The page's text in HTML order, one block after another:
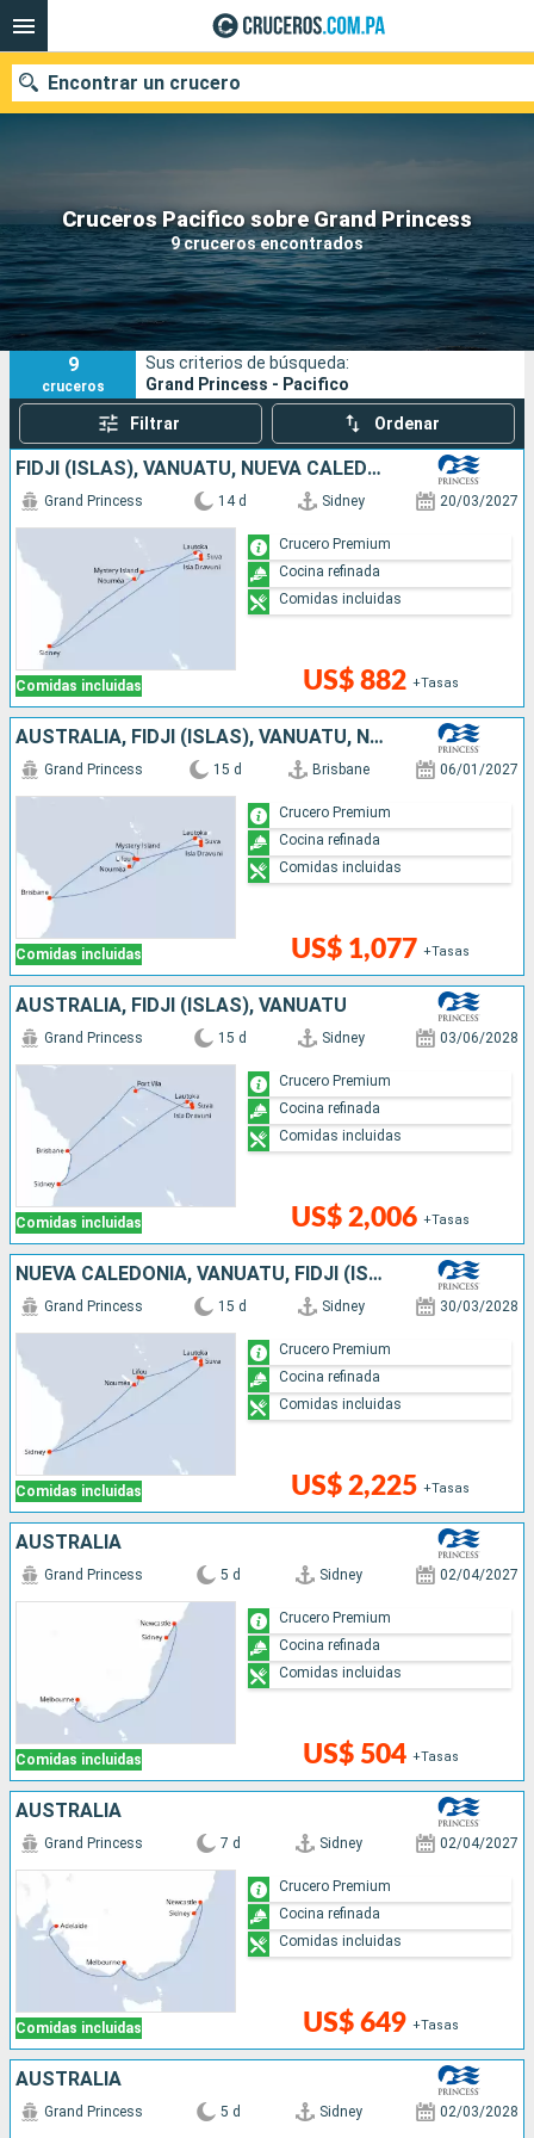
Cruceros Pacifico sobre Grand Princess
9 cruceros encontrados
Encontrar un crucero
Nuestros destinos
Fecha de salida
Puertos Compañías
Buscar
9
cruceros
Sus criterios de búsqueda:
Grand Princess - Pacifico
Filtrar Ordenar
FIDJI (ISLAS), VANUATU, NUEVA CALEDONIA, AUSTRALIA
Comidas incluidas
Grand Princess 14 d Sidney 20/03/2027
US$ 882 +Tasas
Crucero Premium
Cocina refinada
Comidas incluidas
AUSTRALIA, FIDJI (ISLAS), VANUATU, NUEVA CALEDONIA
Comidas incluidas
Grand Princess 15 d Brisbane 06/01/2027
US$ 1,077 +Tasas
Crucero Premium
Cocina refinada
Comidas incluidas
AUSTRALIA, FIDJI (ISLAS), VANUATU
Comidas incluidas
Grand Princess 15 d Sidney 03/06/2028
US$ 2,006 +Tasas
Crucero Premium
Cocina refinada
Comidas incluidas
NUEVA CALEDONIA, VANUATU, FIDJI (ISLAS), AUSTRALIA
Comidas incluidas
Grand Princess 15 d Sidney 30/03/2028
US$ 2,225 +Tasas
Crucero Premium
Cocina refinada
Comidas incluidas
AUSTRALIA
Comidas incluidas
Grand Princess 5 d Sidney 02/04/2027
US$ 504 +Tasas
Crucero Premium
Cocina refinada
Comidas incluidas
AUSTRALIA
Comidas incluidas
Grand Princess 7 d Sidney 02/04/2027
US$ 649 +Tasas
Crucero Premium
Cocina refinada
Comidas incluidas
AUSTRALIA
Grand Princess 5 d Sidney 02/03/2028